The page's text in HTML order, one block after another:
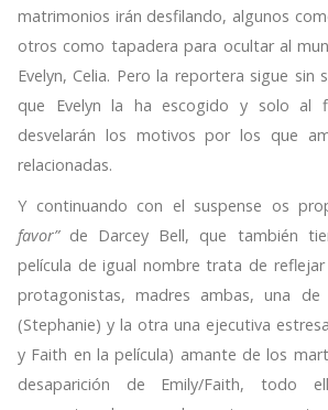
matrimonios irán desfilando, algunos
otros como tapadera para ocultar al
Evelyn, Celia. Pero la reportera sigue sin
que Evelyn la ha escogido y solo al
desvelarán los motivos por los que
relacionadas.
Y continuando con el suspense os
favor”de Darcey Bell, que también
película de igual nombre trata de
protagonistas, madres ambas, una
(Stephanie) y la otra una ejecutiva
y Faith en la película) amante de los
desaparición de Emily/Faith, todo